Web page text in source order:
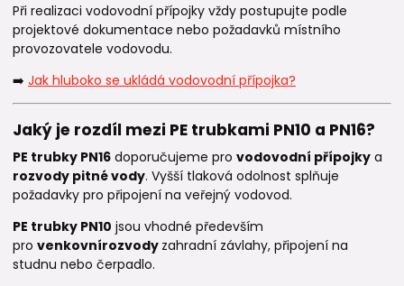
Při realizaci vodovodní přípojky vždy postupujte podle
projektové dokumentace nebo požadavků místního
provozovatele vodovodu.
➡️ Jak hluboko se ukládá vodovodní přípojka?
Jaký je rozdíl mezi PE trubkami PN10 a PN16?
PE trubky PN16 doporučujeme pro vodovodní přípojky a
rozvody pitné vody. Vyšší tlaková odolnost splňuje
požadavky pro připojení na veřejný vodovod.
PE trubky PN10 jsou vhodné především
pro venkovnírozvody zahradní závlahy, připojení na
studnu nebo čerpadlo.